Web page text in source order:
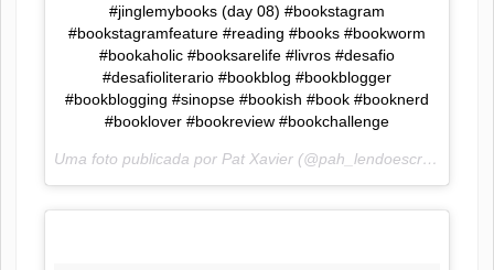
#jinglemybooks (day 08) #bookstagram
#bookstagramfeature #reading #books #bookworm
#bookaholic #booksarelife #livros #desafio
#desafioliterario #bookblog #bookblogger
#bookblogging #sinopse #bookish #book #booknerd
#booklover #bookreview #bookchallenge
Uma foto publicada por Pat Xavier (@pah_lendoescrevendo) em